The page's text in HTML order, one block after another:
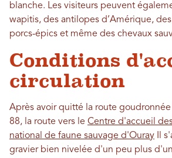
blanche. Les visiteurs peuvent
wapitis, des antilopes d’Amérique,
porcs-épics et même des chevaux
Conditions
circulation
Après avoir quitté la route goudronnée
88, la route vers le Centre d'accueil
national de faune sauvage d'Ouray Il
gravier bien nivelée d'un peu plus